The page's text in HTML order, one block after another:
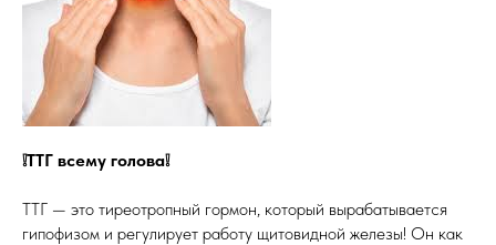
❕ТТГ всему голова❕
ТТГ — это тиреотропный гормон, который вырабатывается
гипофизом и регулирует работу щитовидной железы! Он как